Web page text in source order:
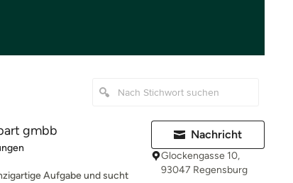
gmbb
von 5 Sternen
Aufgabe und sucht
Nachricht
Glockengasse 10,
93047 Regensburg